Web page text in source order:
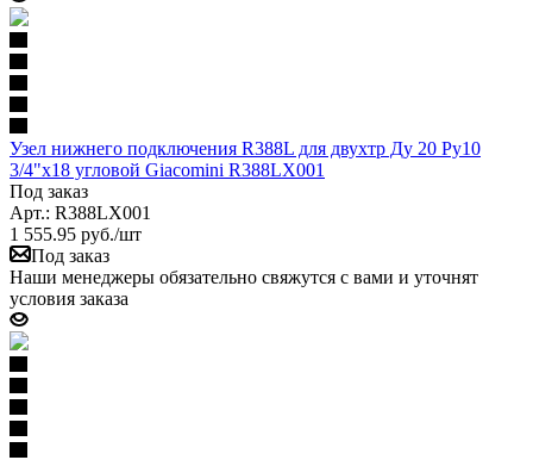
Узел нижнего подключения R388L для двухтр Ду 20 Ру10
3/4"x18 угловой Giacomini R388LX001
Под заказ
Арт.: R388LX001
1 555.95 руб./шт
Под заказ
Наши менеджеры обязательно свяжутся с вами и уточнят
условия заказа